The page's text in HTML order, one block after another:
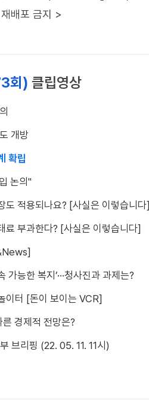
배포 금지 >
회) 클립영상
개방
확립
논의"
도 적용되나요? [사실은 이렇습니다]
료 부과한다? [사실은 이렇습니다]
능한 복지’···청사진과 과제는?
이터 [돈이 보이는 VCR]
른 경제적 전망은?
브리핑 (22. 05. 11. 11시)